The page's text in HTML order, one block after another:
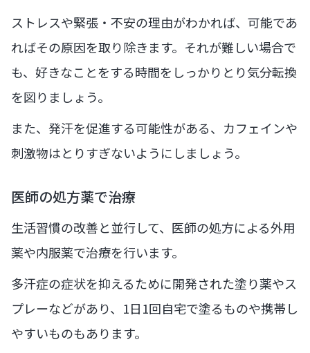
ストレスや緊張・不安の理由がわかれば、可能であ
ればその原因を取り除きます。それが難しい場合で
も、好きなことをする時間をしっかりとり気分転換
を図りましょう。
また、発汗を促進する可能性がある、カフェインや
刺激物はとりすぎないようにしましょう。
医師の処方薬で治療
生活習慣の改善と並行して、医師の処方による外用
薬や内服薬で治療を行います。
多汗症の症状を抑えるために開発された塗り薬やス
プレーなどがあり、1日1回自宅で塗るものや携帯し
やすいものもあります。